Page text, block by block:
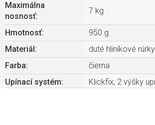
Maximálna
nosnosť:
7 kg
Hmotnosť:
950 g
Materiál :
duté hliníkové rúrky
Farba:
čierna
Upínací systém: Klickfix, 2 výšky